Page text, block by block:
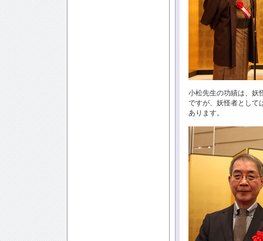
小松先生の功績は、妖
ですが、妖怪者として
あります。